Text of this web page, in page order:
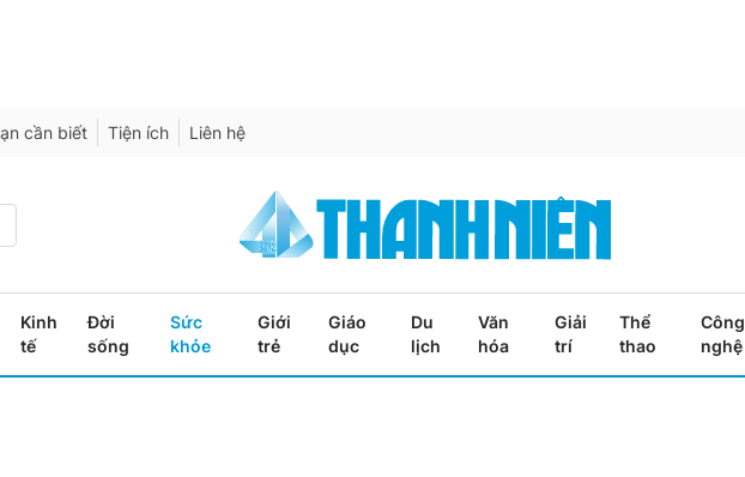
cần biết Tiện ích Liên hệ
Kinh
tế
Đời
sống
Sức
khỏe
Giới
trẻ
Giáo
dục
Du
lịch
Văn
hóa
Giải
trí
Thể
thao
Công
nghệ